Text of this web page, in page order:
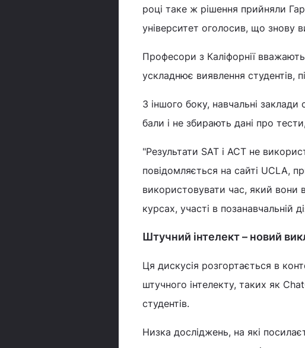
році таке ж рішення прийняли
університет оголосив, що знову
Професори з Каліфорнії
ускладнює виявлення студентів,
З іншого боку, навчальні
бали і не збирають дані про
"Результати SAT і ACT не
повідомляється на сайті UCLA,
використовувати час, який вони
курсах, участі в позанавчальній
Штучний інтелект – новий
Ця дискусія розгортається в
штучного інтелекту, таких як
студентів.
Низка досліджень, на які